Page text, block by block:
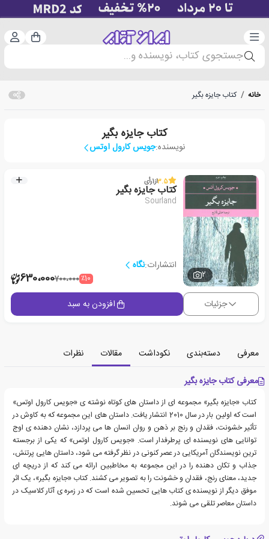
دسته‌بندی سبد
جستجوی کتاب، نویسنده و...
خانه / کتاب جایزه بگیر
کتاب جایزه بگیر
نویسنده:جویس کارول اوتس
2
3.5از1رأی
کتاب جایزه بگیر
Sourland
انتشارات:نگاه
٪10700،000630،000
جزئیات افزودن به سبد
معرفی دسته‌بندی نکوداشت مقالات
نظرات
معرفی کتاب جایزه بگیر
کتاب «جایزه بگیر» مجموعه ای از داستان های کوتاه نوشته ی «جویس کارول اوتس»
است که اولین بار در سال 2010 انتشار یافت. داستان های این مجموعه که به کاوش در
تأثیر خشونت، فقدان و رنج بر ذهن و روان انسان ها می پردازد، نشان دهنده ی اوج
توانایی های نویسنده ای پرطرفدار است. «جویس کارول اوتس» که یکی از برجسته
ترین نویسندگان آمریکایی در عصر کنونی در نظر گرفته می شود، داستان هایی پرتنش،
جذاب و تکان دهنده را در این مجموعه به مخاطبین ارائه می کند که از دریچه ای
جدید، معنای رنج، فقدان و خشونت را به تصویر می کشند. کتاب «جایزه بگیر»، یک اثر
موفق دیگر از نویسنده ی کتاب هایی تحسین شده است که در زمره ی آثار کلاسیک در
داستان معاصر تلقی می شوند.